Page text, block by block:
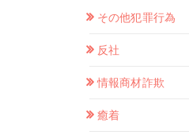
その他犯罪行為
反社
情報商材詐欺
癒着